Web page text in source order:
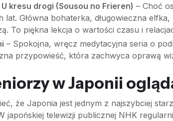
kresu drogi (Sousou no Frieren) – Choć
lat. Główna bohaterka, długowieczna
To piękna lekcja o wartości czasu i
– Spokojna, wręcz medytacyjna seria o
przypowieść, która zachwyca oprawą
w Japonii
że Japonia jest jednym z najszybciej
japońskiej telewizji publicznej NHK